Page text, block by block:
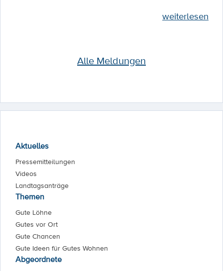
weiterlesen
Alle Meldungen
Aktuelles
Pressemitteilungen
Videos
Landtagsanträge
Themen
Gute Löhne
Gutes vor Ort
Gute Chancen
Gute Ideen für Gutes Wohnen
Abgeordnete